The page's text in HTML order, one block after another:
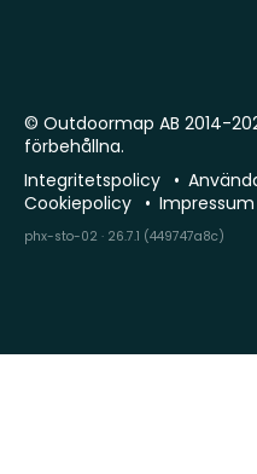
© Outdoormap AB 2014-
förbehållna.
Integritetspolicy
Cookiepolicy
Impressum
phx-sto-02 · 26.7.1 (449747a8c)